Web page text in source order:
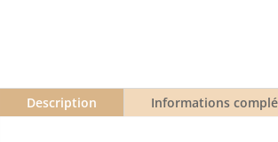
Description Informations